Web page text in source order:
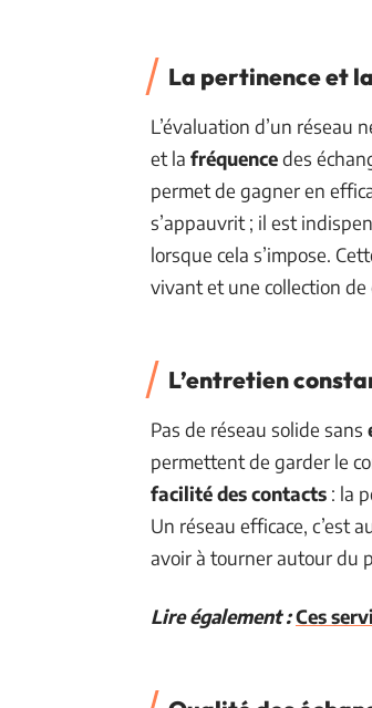
La pertinence et
L’évaluation d’un réseau
et la fréquencedes
permet de gagner en
s’appauvrit ; il est
lorsque cela s’impose.
vivant et une collection
L’entretien
Pas de réseau solide sans
permettent de garder le
facilité des contacts : la
Un réseau efficace, c’est
avoir à tourner autour du
Lire également :Ces